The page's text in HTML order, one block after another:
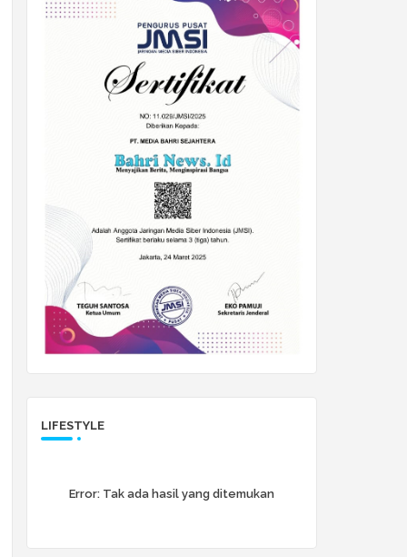
LIFESTYLE
Error:Tak ada hasil yang ditemukan